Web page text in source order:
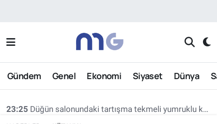
Gündem Genel Ekonomi Siyaset Dünya
Nöbetçi Eczaneler
Hava Durumu
Trafik Durumu